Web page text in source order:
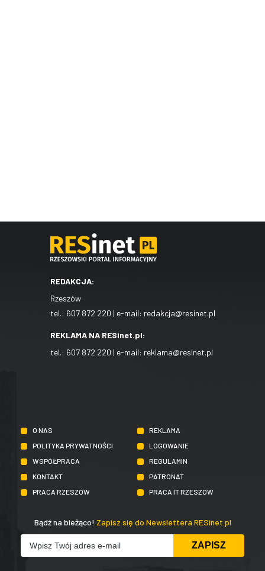
REDAKCJA:
Rzeszów
tel.: 607 872 220 | e-mail: redakcja@resinet.pl
REKLAMA NA RESinet.pl:
tel.: 607 872 220 | e-mail: reklama@resinet.pl
O NAS
REKLAMA
POLITYKA PRYWATNOŚCI
LOGOWANIE
WSPÓŁPRACA
REGULAMIN
KONTAKT
PATRONAT
PRACA RZESZÓW
PRACA IT RZESZÓW
Bądź na bieżąco! Zapisz się do Newslettera RESinet.pl